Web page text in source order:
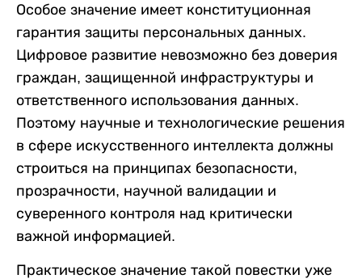
Особое значение имеет конституционная
гарантия защиты персональных данных.
Цифровое развитие невозможно без доверия
граждан, защищенной инфраструктуры и
ответственного использования данных.
Поэтому научные и технологические решения
в сфере искусственного интеллекта должны
строиться на принципах безопасности,
прозрачности, научной валидации и
суверенного контроля над критически
важной информацией.
Практическое значение такой повестки уже